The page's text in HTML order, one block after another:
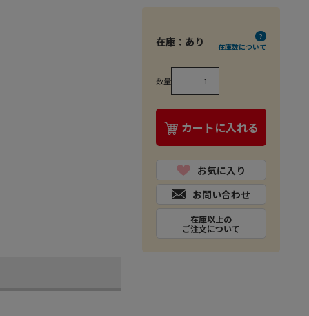
在庫： あり 在庫数について
数量
カートに入れる
お気に入り
お問い合わせ
在庫以上の
ご注文について